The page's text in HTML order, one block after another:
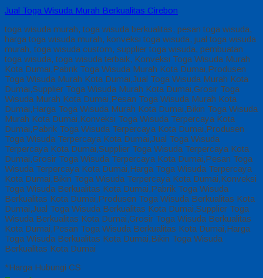
Jual Toga Wisuda Murah Berkualitas Cirebon
toga wisuda murah, toga wisuda berkualitas, pesan toga wisuda,
harga toga wisuda murah, konveksi toga wisuda, jual toga wisuda
murah, toga wisuda custom, supplier toga wisuda, pembuatan
toga wisuda, toga wisuda terbaik, Konveksi Toga Wisuda Murah
Kota Dumai,Pabrik Toga Wisuda Murah Kota Dumai,Produsen
Toga Wisuda Murah Kota Dumai,Jual Toga Wisuda Murah Kota
Dumai,Supplier Toga Wisuda Murah Kota Dumai,Grosir Toga
Wisuda Murah Kota Dumai,Pesan Toga Wisuda Murah Kota
Dumai,Harga Toga Wisuda Murah Kota Dumai,Bikin Toga Wisuda
Murah Kota Dumai,Konveksi Toga Wisuda Terpercaya Kota
Dumai,Pabrik Toga Wisuda Terpercaya Kota Dumai,Produsen
Toga Wisuda Terpercaya Kota Dumai,Jual Toga Wisuda
Terpercaya Kota Dumai,Supplier Toga Wisuda Terpercaya Kota
Dumai,Grosir Toga Wisuda Terpercaya Kota Dumai,Pesan Toga
Wisuda Terpercaya Kota Dumai,Harga Toga Wisuda Terpercaya
Kota Dumai,Bikin Toga Wisuda Terpercaya Kota Dumai,Konveksi
Toga Wisuda Berkualitas Kota Dumai,Pabrik Toga Wisuda
Berkualitas Kota Dumai,Produsen Toga Wisuda Berkualitas Kota
Dumai,Jual Toga Wisuda Berkualitas Kota Dumai,Supplier Toga
Wisuda Berkualitas Kota Dumai,Grosir Toga Wisuda Berkualitas
Kota Dumai,Pesan Toga Wisuda Berkualitas Kota Dumai,Harga
Toga Wisuda Berkualitas Kota Dumai,Bikin Toga Wisuda
Berkualitas Kota Dumai
*Harga Hubungi CS